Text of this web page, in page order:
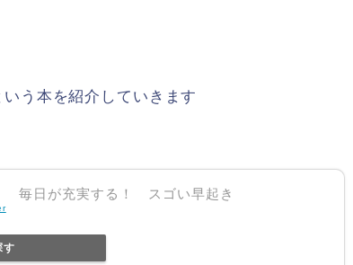
いう本を紹介していきます
毎日が充実する！ スゴい早起き
す